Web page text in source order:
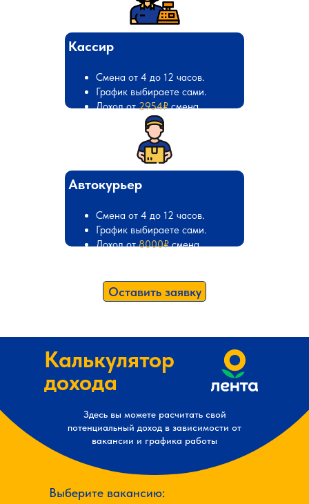
Кассир
Смена от 4 до 12 часов.
График выбираете сами.
Доход от2954₽смена
Оставить заявку
Автокурьер
Смена от 4 до 12 часов.
График выбираете сами.
Доход от8000₽смена
Калькулятор
дохода
Выберите вакансию:
Здесь вы можете расчитать свой
потенциальный доход в зависимости от
вакансии и графика работы